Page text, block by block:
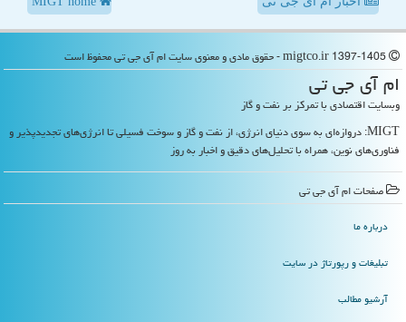
ام آی جی تی
وبسایت اقتصادی با تمرکز بر نفت و گاز
MIGT: دروازه‌ای به سوی دنیای انرژی، از نفت و گاز و سوخت فسیلی تا انرژی‌های تجدیدپذیر و
فناوری‌های نوین، همراه با تحلیل‌های دقیق و اخبار به روز
صفحات ام آی جی تی
درباره ما
تبلیغات و رپورتاژ در سایت
آرشیو مطالب